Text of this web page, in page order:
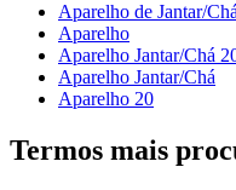
Aparelho de Jantar/
Aparelho
Aparelho Jantar/Chá
Aparelho Jantar/Chá
Aparelho 20
Termos mais